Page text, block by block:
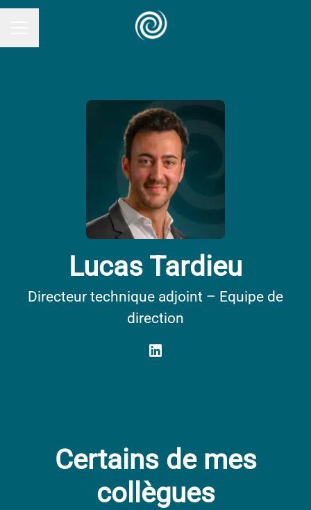
Lucas Tardieu
Directeur technique adjoint – Equipe de
direction
Certains de mes
collègues